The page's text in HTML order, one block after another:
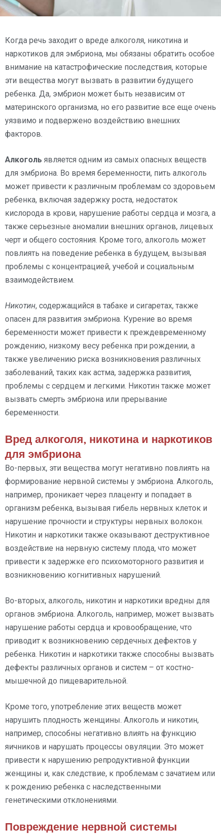
Когда речь заходит о вреде алкоголя, никотина и
наркотиков для эмбриона, мы обязаны обратить особое
внимание на катастрофические последствия, которые
эти вещества могут вызвать в развитии будущего
ребенка. Да, эмбрион может быть независим от
материнского организма, но его развитие все еще очень
уязвимо и подвержено воздействию внешних
факторов.
Алкоголь является одним из самых опасных веществ
для эмбриона. Во время беременности, пить алкоголь
может привести к различным проблемам со здоровьем
ребенка, включая задержку роста, недостаток
кислорода в крови, нарушение работы сердца и мозга, а
также серьезные аномалии внешних органов, лицевых
черт и общего состояния. Кроме того, алкоголь может
повлиять на поведение ребенка в будущем, вызывая
проблемы с концентрацией, учебой и социальным
взаимодействием.
Никотин, содержащийся в табаке и сигаретах, также
опасен для развития эмбриона. Курение во время
беременности может привести к преждевременному
рождению, низкому весу ребенка при рождении, а
также увеличению риска возникновения различных
заболеваний, таких как астма, задержка развития,
проблемы с сердцем и легкими. Никотин также может
вызвать смерть эмбриона или прерывание
беременности.
Вред алкоголя, никотина и наркотиков
для эмбриона
Во-первых, эти вещества могут негативно повлиять на
формирование нервной системы у эмбриона. Алкоголь,
например, проникает через плаценту и попадает в
организм ребенка, вызывая гибель нервных клеток и
нарушение прочности и структуры нервных волокон.
Никотин и наркотики также оказывают деструктивное
воздействие на нервную систему плода, что может
привести к задержке его психомоторного развития и
возникновению когнитивных нарушений.
Во-вторых, алкоголь, никотин и наркотики вредны для
органов эмбриона. Алкоголь, например, может вызвать
нарушение работы сердца и кровообращение, что
приводит к возникновению сердечных дефектов у
ребенка. Никотин и наркотики также способны вызвать
дефекты различных органов и систем – от костно-
мышечной до пищеварительной.
Кроме того, употребление этих веществ может
нарушить плодность женщины. Алкоголь и никотин,
например, способны негативно влиять на функцию
яичников и нарушать процессы овуляции. Это может
привести к нарушению репродуктивной функции
женщины и, как следствие, к проблемам с зачатием или
к рождению ребенка с наследственными
генетическими отклонениями.
Повреждение нервной системы